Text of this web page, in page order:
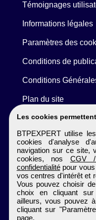
Les cookies
BTPEXPERT utilise
cookies d'analyse
navigation sur ce site,
cookies, nos CGV
confidentialitépour vous
vos centres d'intérêt et
Vous pouvez choisir
choix en cliquant sur
ailleurs, vous pouvez
cliquant sur
page.
Témoignages
Informations légales
Paramètres des
Conditions de
Conditions
Plan du site